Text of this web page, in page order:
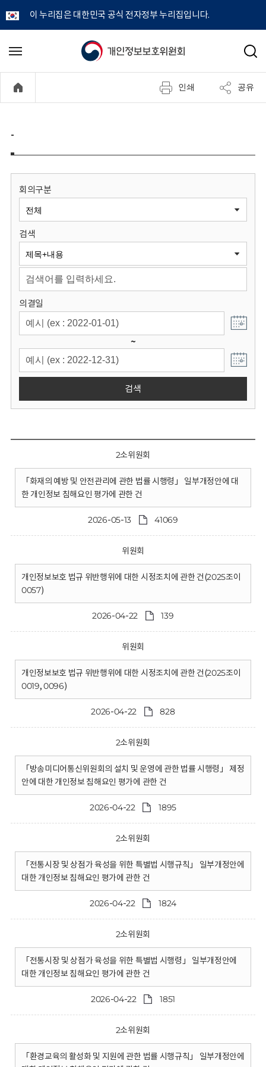
이 누리집은 대한민국 공식 전자정부 누리집입니다.
개
정
보
원
회
메
기
검
인쇄 공유
-
회의구분
검색
의결일
~
검색
2소위원회
「화재의 예방 및 안전관리에 관한 법률 시행령」 일부개정안에 대
한 개인정보 침해요인 평가에 관한 건
2026-05-13 41069
위원회
개인정보보호 법규 위반행위에 대한 시정조치에 관한 건(2025조이
0057)
2026-04-22 139
위원회
개인정보보호 법규 위반행위에 대한 시정조치에 관한 건(2025조이
0019, 0096)
2026-04-22 828
2소위원회
「방송미디어통신위원회의 설치 및 운영에 관한 법률 시행령」 제정
안에 대한 개인정보 침해요인 평가에 관한 건
2026-04-22 1895
2소위원회
「전통시장 및 상점가 육성을 위한 특별법 시행규칙」 일부개정안에
대한 개인정보 침해요인 평가에 관한 건
2026-04-22 1824
2소위원회
「전통시장 및 상점가 육성을 위한 특별법 시행령」 일부개정안에
대한 개인정보 침해요인 평가에 관한 건
2026-04-22 1851
2소위원회
「환경교육의 활성화 및 지원에 관한 법률 시행규칙」 일부개정안에